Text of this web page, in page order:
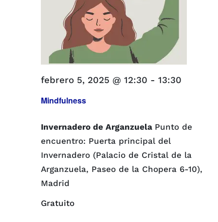
Mindfulness
febrero 5, 2025 @ 12:30 - 13:30
Invernadero de Arganzuela Punto de
encuentro: Puerta principal del
Invernadero (Palacio de Cristal de la
Arganzuela, Paseo de la Chopera 6-10),
Madrid
Gratuito